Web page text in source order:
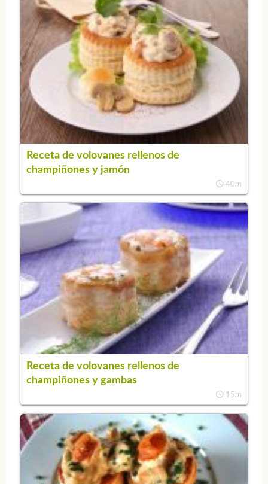
Receta de volovanes rellenos de
champiñones y jamón
40m
Receta de volovanes rellenos de
champiñones y gambas
15m